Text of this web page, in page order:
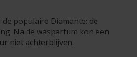
de populaire Diamante: de
Na de wasparfum kon een
niet achterblijven.